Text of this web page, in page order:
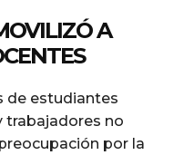
A
de estudiantes
trabajadores no
por la